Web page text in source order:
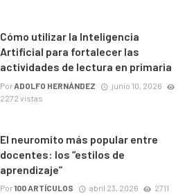
Cómo utilizar la Inteligencia
Artificial para fortalecer las
actividades de lectura en primaria
Por ADOLFO HERNÁNDEZ
junio 10, 2026
2272 vistas
El neuromito más popular entre
docentes: los “estilos de
aprendizaje”
Por100 ARTÍCULOS abril 23, 2026
2711